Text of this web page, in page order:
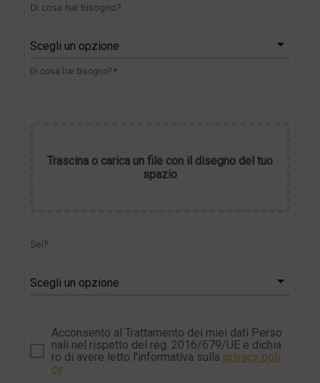
Di cosa hai bisogno?
Scegli un opzione
Di cosa hai bisogno? *
Trascina o carica un file con il disegno del tuo
spazio
Sei?
Scegli un opzione
Acconsento al Trattamento dei miei dati Perso
nali nel rispetto del reg. 2016/679/UE e dichia
ro di avere letto l'informativa sulla privacy poli
cy